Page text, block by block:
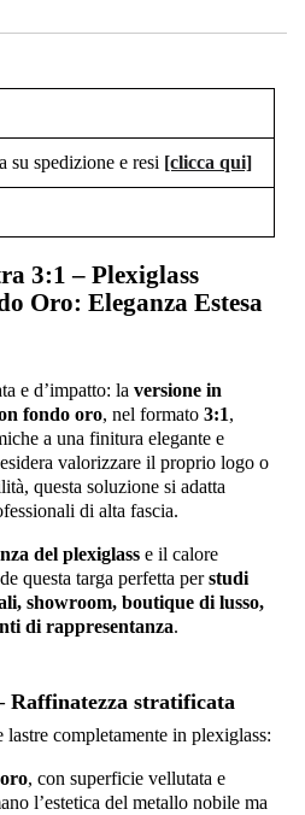
su spedizione e resi [clicca qui]
3:1 – Plexiglass
Oro: Eleganza Estesa
e d’impatto: la versione in
fondo oro, nel formato 3:1,
a una finitura elegante e
valorizzare il proprio logo o
questa soluzione si adatta
di alta fascia.
del plexiglass e il calore
questa targa perfetta perstudi
showroom, boutique di lusso,
di rappresentanza.
stratificata
lastre completamente in plexiglass:
, con superficie vellutata e
l’estetica del metallo nobile ma